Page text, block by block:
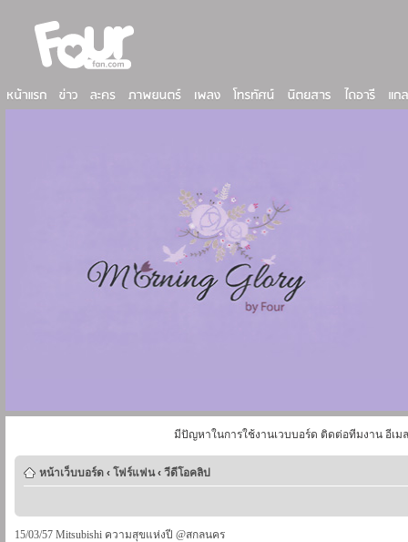
มีปัญหาในการใช้งานเวบบอร์ด ติดต่อทีมงาน อีเม
หน้าเว็บบอร์ด ‹ โฟร์แฟน ‹ วีดีโอคลิป
15/03/57 Mitsubishi ความสุขแห่งปี @สกลนคร